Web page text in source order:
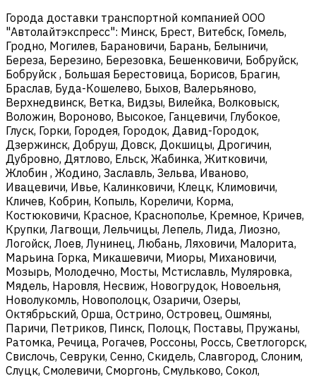
Города доставки транспортной компанией ООО
"Автолайтэкспресс": Минск, Брест, Витебск, Гомель,
Гродно, Могилев, Барановичи, Барань, Белыничи,
Береза, Березино, Березовка, Бешенковичи, Бобруйск,
Бобруйск , Большая Берестовица, Борисов, Брагин,
Браслав, Буда-Кошелево, Быхов, Валерьяново,
Верхнедвинск, Ветка, Видзы, Вилейка, Волковыск,
Воложин, Вороново, Высокое, Ганцевичи, Глубокое,
Глуск, Горки, Городея, Городок, Давид-Городок,
Дзержинск, Добруш, Довск, Докшицы, Дрогичин,
Дубровно, Дятлово, Ельск, Жабинка, Житковичи,
Жлобин , Жодино, Заславль, Зельва, Иваново,
Ивацевичи, Ивье, Калинковичи, Клецк, Климовичи,
Кличев, Кобрин, Копыль, Кореличи, Корма,
Костюковичи, Красное, Краснополье, Кремное, Кричев,
Крупки, Лагвощи, Лельчицы, Лепель, Лида, Лиозно,
Логойск, Лоев, Лунинец, Любань, Ляховичи, Малорита,
Марьина Горка, Микашевичи, Миоры, Михановичи,
Мозырь, Молодечно, Мосты, Мстиславль, Муляровка,
Мядель, Наровля, Несвиж, Новогрудок, Новоельня,
Новолукомль, Новополоцк, Озаричи, Озеры,
Октябрьский, Орша, Острино, Островец, Ошмяны,
Паричи, Петриков, Пинск, Полоцк, Поставы, Пружаны,
Ратомка, Речица, Рогачев, Россоны, Россь, Светлогорск,
Свислочь, Севруки, Сенно, Скидель, Славгород, Слоним,
Слуцк, Смолевичи, Сморгонь, Смульково, Сокол,